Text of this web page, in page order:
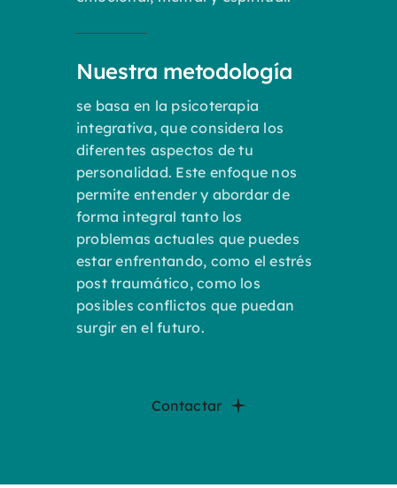
Nuestra metodología
se basa en la psicoterapia
integrativa, que considera los
diferentes aspectos de tu
personalidad. Este enfoque nos
permite entender y abordar de
forma integral tanto los
problemas actuales que puedes
estar enfrentando, como el estrés
post traumático, como los
posibles conflictos que puedan
surgir en el futuro.
Contactar